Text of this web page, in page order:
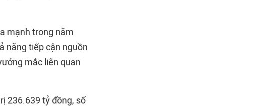
mạnh trong năm
năng tiếp cận nguồn
mắc liên quan
236.639 tỷ đồng, số